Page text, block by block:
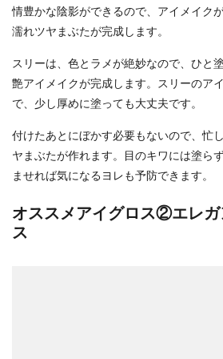
情豊かな陰影ができるので、アイメイク
濡れツヤまぶたが完成します。
スリーは、色とラメが絶妙なので、ひと
艶アイメイクが完成します。スリーのア
で、少し厚めに塗っても大丈夫です。
付けたあとにぼかす必要もないので、忙
ヤまぶたが作れます。目のキワには塗ら
ませれば気になるヨレも予防できます。
オススメアイグロス②エレガ
ス